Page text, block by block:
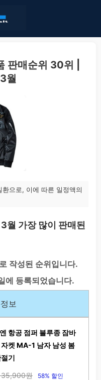
판매순위 30위 |
월
으로, 이에 따른 일정액의
월 가장 많이 판매된
작성된 순위입니다.
에 등록되었습니다.
보
항공 점퍼 블루종 잠바
켓 MA-1 남자 남성 봄
기
35,900원 58% 할인